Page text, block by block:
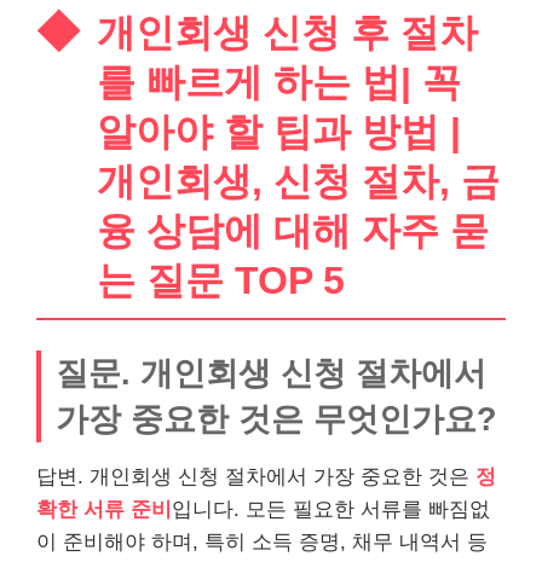
개인회생 신청 후 절차
를 빠르게 하는 법| 꼭
알아야 할 팁과 방법 |
개인회생, 신청 절차, 금
융 상담에 대해 자주 묻
는 질문 TOP 5
질문. 개인회생 신청 절차에서
가장 중요한 것은 무엇인가요?
답변. 개인회생 신청 절차에서 가장 중요한 것은 정
확한 서류 준비 입니다. 모든 필요한 서류를 빠짐없
이 준비해야 하며, 특히 소득 증명, 채무 내역서 등